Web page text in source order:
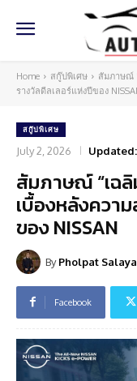
Home สกู๊ปพิเศษ
สัมภาษณ์
รางวัลดีลเลอร์แห่งปีของ
สกู๊ปพิเศษ
July 2, 2026 Updated:
สัมภาษณ์ “เฉ
เบื้องหลังควา
ของ NISSAN
By Pholpat
Facebook